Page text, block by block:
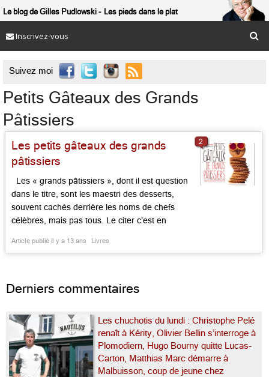
Le blog de Gilles Pudlowski Les pieds dans le plat
Inscrivez-vous
Suivez moi 
Petits Gâteaux des Grands
Pâtissiers
Les petits gâteaux des grands
pâtissiers
Les « grands pâtissiers », dont il est question
dans le titre, sont les maestri des desserts,
souvent cachés derrière les noms de chefs
célèbres, mais pas tous. Le citer c’est en
formant un « club des Sucrés », appartenant
Article publié il y a 13 ans Livres
2
Derniers commentaires
Les chuchotis du lundi : Christophe Pelé
renaît à Kérity, Olivier Bellin s’interroge à
Plomodiern, Hugo Bourny quitte Lucas-
Carton, Matthias Marc démarre à
Malbuisson, coup de jeune chez